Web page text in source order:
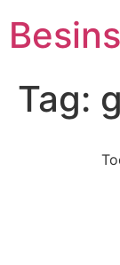
Besins
Tag: